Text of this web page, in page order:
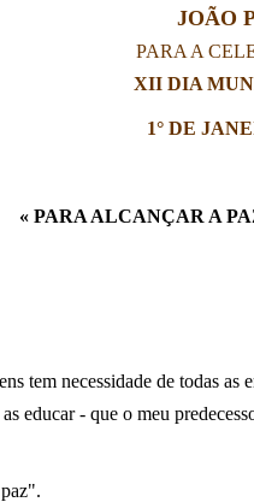
JOÃO
PARA A
XII DIA
1° DE
« PARA ALCANÇAR A
tem necessidade de todas
educar - que o meu